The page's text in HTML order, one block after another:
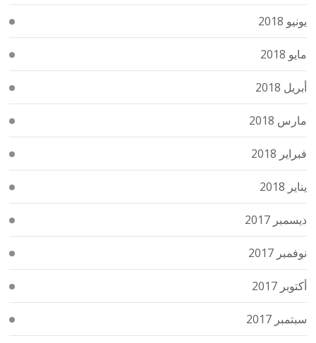
يونيو 2018
مايو 2018
أبريل 2018
مارس 2018
فبراير 2018
يناير 2018
ديسمبر 2017
نوفمبر 2017
أكتوبر 2017
سبتمبر 2017